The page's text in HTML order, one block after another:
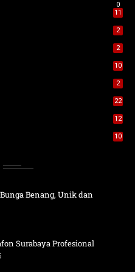
0
11
2
2
10
2
22
12
10
Benang, Unik dan
Surabaya Profesional